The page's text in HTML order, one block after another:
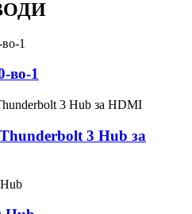
во-1
3 Hub за